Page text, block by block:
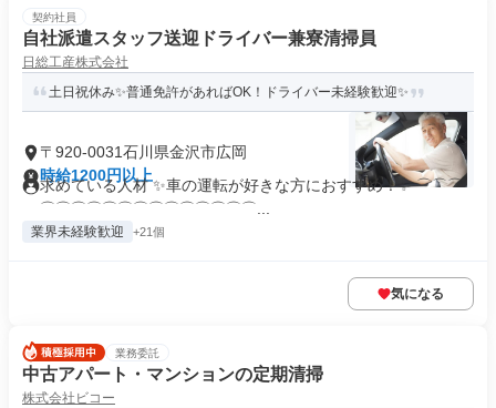
契約社員
自社派遣スタッフ送迎ドライバー兼寮清掃員
日総工産株式会社
土日祝休み✨普通免許があればOK！ドライバー未経験歓迎✨
〒920-0031石川県金沢市広岡
時給1200円以上
求めている人材 ✨車の運転が好きな方におすすめ！✨ ⌒⌒⌒
⌒⌒⌒⌒⌒⌒⌒⌒⌒⌒⌒⌒⌒⌒...
業界未経験歓迎 +21個
気になる
業務委託
中古アパート・マンションの定期清掃
株式会社ビコー